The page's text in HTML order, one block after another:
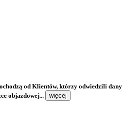
od Klientów, którzy odwiedzili dany
objazdowej...
więcej